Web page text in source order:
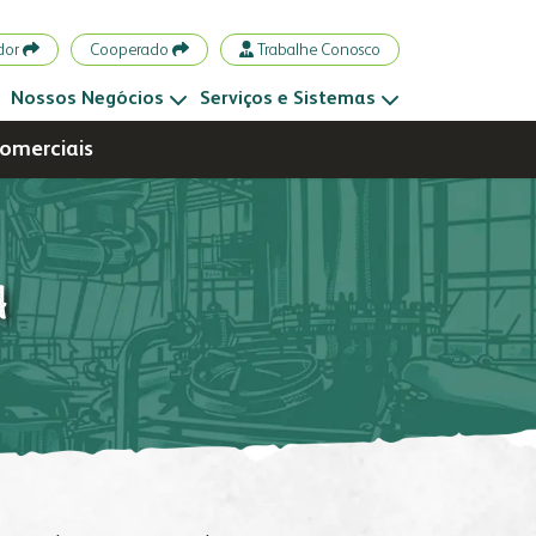
Cooperado Trabalhe Conosco
Nossos Negócios Serviços e Sistemas
fornecedores
seja fornecedor
gestão integrada
responsabilidade social
nossa cultura
notícias
fale conosco
materiais
portal da privacidade
grits e flakes bms
FAPA Radar Emissões